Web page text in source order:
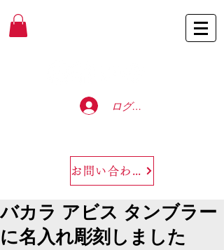
ログイン
お問い合わせ
バカラ アビス タンブラー
に名入れ彫刻しました